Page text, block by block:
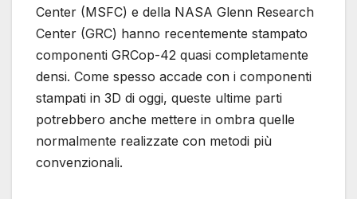
Center (MSFC) e della NASA Glenn Research
Center (GRC) hanno recentemente stampato
componenti GRCop-42 quasi completamente
densi. Come spesso accade con i componenti
stampati in 3D di oggi, queste ultime parti
potrebbero anche mettere in ombra quelle
normalmente realizzate con metodi più
convenzionali.